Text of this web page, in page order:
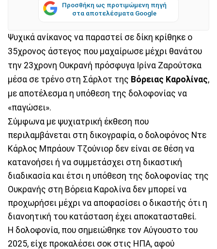
Προσθήκη ως προτιμώμενη πηγή
στα αποτελέσματα Google
Ψυχικά ανίκανος να παραστεί σε δίκη κρίθηκε ο
35χρονος άστεγος που μαχαίρωσε μέχρι θανάτου
την 23χρονη Ουκρανή πρόσφυγα Ιρίνα Ζαρούτσκα
μέσα σε τρένο στη Σάρλοτ της Βόρειας Καρολίνας,
με αποτέλεσμα η υπόθεση της δολοφονίας να
«παγώσει».
Σύμφωνα με ψυχιατρική έκθεση που
περιλαμβάνεται στη δικογραφία, ο δολοφόνος Ντε
Κάρλος Μπράουν Τζούνιορ δεν είναι σε θέση να
κατανοήσει ή να συμμετάσχει στη δικαστική
διαδικασία και έτσι η υπόθεση της δολοφονίας της
Ουκρανής στη Βόρεια Καρολίνα δεν μπορεί να
προχωρήσει μέχρι να αποφασίσει ο δικαστής ότι η
διανοητική του κατάσταση έχει αποκατασταθεί.
Η δολοφονία, που σημειώθηκε τον Αύγουστο του
2025, είχε προκαλέσει σοκ στις ΗΠΑ, αφού